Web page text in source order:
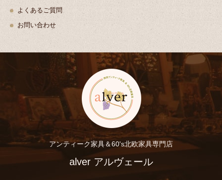
よくあるご質問
お問い合わせ
アンティーク家具＆60's北欧家具専門店
alver アルヴェール